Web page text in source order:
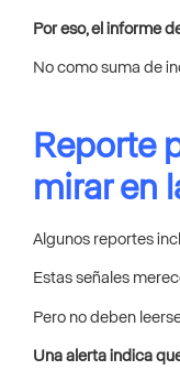
Por eso, el informe
No como suma de
Reporte
mirar en
Algunos reportes
Estas señales
Pero no deben
Una alerta indica